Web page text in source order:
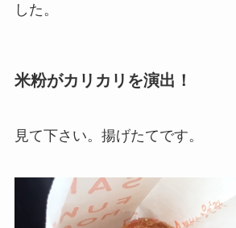
した。
米粉がカリカリを演出！
見て下さい。揚げたてです。